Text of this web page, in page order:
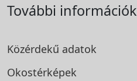
További információk
Közérdekű adatok
Okostérképek